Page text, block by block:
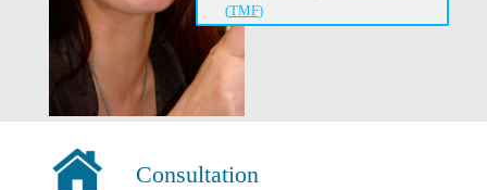
(TMF)
Consultation